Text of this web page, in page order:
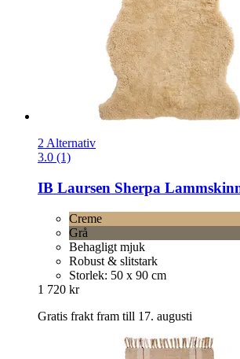
2 Alternativ
3.0 (1)
IB Laursen Sherpa
Creme
Grå
Behagligt mjuk
Robust & slitstark
Storlek: 50 x 90 cm
1 720 kr
Gratis frakt fram till 17. augusti